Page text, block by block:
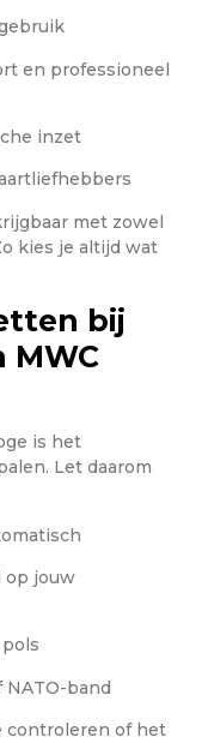
en professioneel
inzet
met zowel
kies je altijd wat
bij
MWC
is het
Let daarom
op jouw
NATO-band
controleren of het